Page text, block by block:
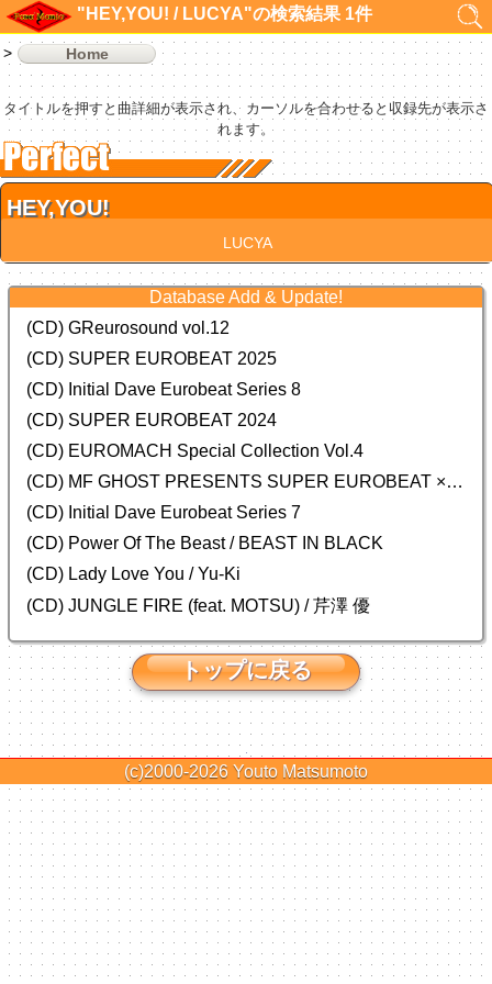
"HEY,YOU! / LUCYA"の検索結果 1件
Home
タイトルを押すと曲詳細が表示され、カーソルを合わせると収録先が表示さ
れます。
HEY,YOU!
LUCYA
Database Add & Update!
(CD) GReurosound vol.12
(CD) SUPER EUROBEAT 2025
(CD) Initial Dave Eurobeat Series 8
(CD) SUPER EUROBEAT 2024
(CD) EUROMACH Special Collection Vol.4
(CD) MF GHOST PRESENTS SUPER EUROBEAT × ORIGINAL SOUNDTRACK NEW COLLECTION
(CD) Initial Dave Eurobeat Series 7
(CD) Power Of The Beast / BEAST IN BLACK
(CD) Lady Love You / Yu-Ki
(CD) JUNGLE FIRE (feat. MOTSU) / 芹澤 優
トップに戻る
(c)2000-2026 Youto Matsumoto